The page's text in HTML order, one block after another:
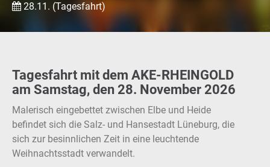
28.11. (Tagesfahrt)
Tagesfahrt mit dem AKE-RHEINGOLD
am Samstag, den 28. November 2026
Malerisch eingebettet zwischen Elbe und Heide
befindet sich die Salz- und Hansestadt Lüneburg, die
sich zur besinnlichen Zeit in eine leuchtende
Weihnachtsstadt verwandelt.